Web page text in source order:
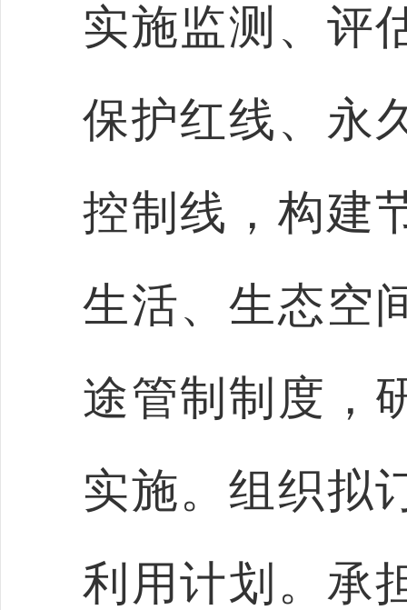
实施监测、评
保护红线、永
控制线，构建
生活、生态空
途管制制度，
实施。组织拟
利用计划。承